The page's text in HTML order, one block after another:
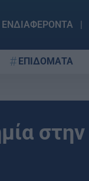
ΕΝΔΙΑΦΕΡΟΝΤΑ
ΕΠΙΔΟΜΑΤΑ
στην